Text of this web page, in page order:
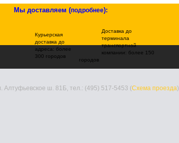
Мы доставляем (подробнее):
Курьерская
доставка до
адреса: более
300 городов
Доставка до
терминала
транспортной
компании: более 150
городов
Алтуфьевское ш. 81Б, тел.: (495) 517-5453 (Схема проезда)